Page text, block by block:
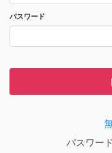
パスワード
パスワー